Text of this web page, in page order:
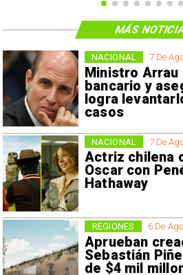
7 De
Ministro
bancario y
logra
casos
NACIONAL
7 De
Actriz chilena
Oscar con
Hathaway
NACIONAL
6 De
Aprueban
Sebastián
de $4 mil
REGIONES
MÁS